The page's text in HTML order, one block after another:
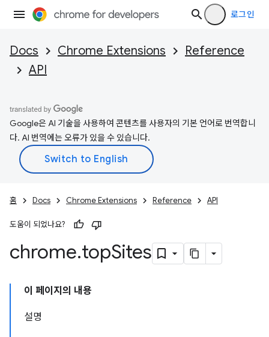
로그인
Docs Chrome Extensions
Reference
API
Google은 AI 기술을 사용하여 콘텐츠를 사용자의 기본 언어로 번역합니
다. AI 번역에는 오류가 있을 수 있습니다.
홈 Docs Chrome Extensions Reference API
도움이 되었나요?
chrome.topSites
이 페이지의 내용
설명